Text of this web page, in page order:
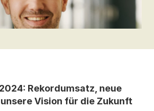
Rekordumsatz, neue
Vision für die Zukunft